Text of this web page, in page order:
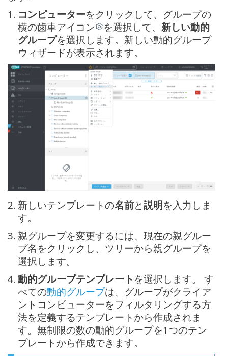
1. コンピューターをクリックして、グループの
横の歯車アイコン
を選択して、 新しい動的
グループを選択します。新しい動的グループ
ウィザードが表示されます。
2. 新しいテンプレートの名前と説明を入力しま
す。
3. 親グループを変更するには、現在の親グルー
プ名をクリックし、ツリーから親グループを
選択します。
4. 動的グループテンプレート を選択します。 す
べての動的グループは、グループがクライア
ントコンピューターをフィルタリングする方
法を定義するテンプレートから作成されま
す。無制限の数の動的グループを1つのテン
プレートから作成できます。